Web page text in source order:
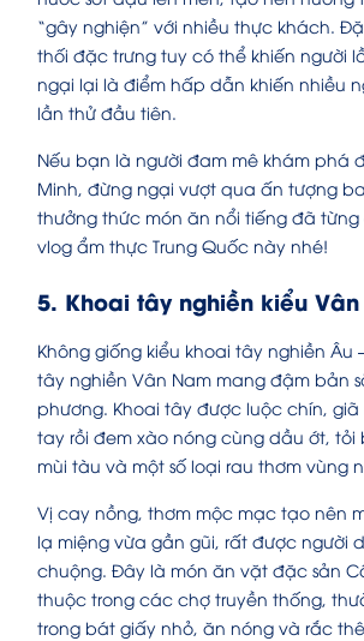
“gây nghiện” với nhiều thực khách.
thối đặc trưng tuy có thể khiến người
ngại lại là điểm hấp dẫn khiến nhiều
lần thử đầu tiên.
Nếu bạn là người đam mê khám phá
Minh, đừng ngại vượt qua ấn tượng
thưởng thức món ăn nổi tiếng đã
vlog ẩm thực Trung Quốc này nhé!
5. Khoai tây nghiền kiểu
Không giống kiểu khoai tây nghiền Âu
tây nghiền Vân Nam mang đậm bản
phương. Khoai tây được luộc chín,
tay rồi đem xào nóng cùng dầu ớt, tỏi
mùi tàu và một số loại rau thơm vùng
Vị cay nồng, thơm mộc mạc tạo nên
lạ miệng vừa gần gũi, rất được người
chuộng. Đây là món ăn vặt đặc sản
thuộc trong các chợ truyền thống,
trong bát giấy nhỏ, ăn nóng và rắc